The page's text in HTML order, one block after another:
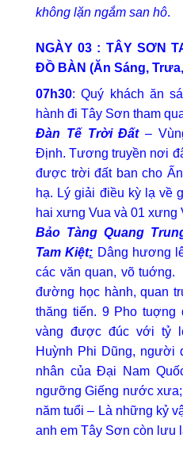
không lặn ngắm san hô.
NGÀY 03 : TÂY SƠN
ĐỒ BÀN (Ăn Sáng,
07h30: Quý khách ăn
hành đi Tây Sơn tham
Đàn Tế Trời Đất–
Định. Tương truyền nơi
được trời đất ban cho
hạ. Lý giải điều kỳ lạ về
hai xưng Vua và 01 xưng
Bảo Tàng Quang
Tam Kiệt: Dâng hương
các văn quan, võ tuớng.
đường học hành, quan
thăng tiến. 9 Pho tuợng
vàng được đúc với tỷ
Huỳnh Phi Dũng, người
nhân của Đại Nam
ngưỡng Giếng nước
năm tuổi – Là những kỷ
anh em Tây Sơn còn lưu